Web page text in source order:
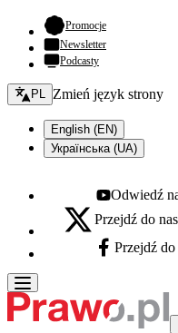
Promocje- otwiera się w
Newsletter
Podcasty
Zmień język - bieżący:
PL Zmień język strony
English (EN)
Українська (UA)
Youtube - otwiera
Odwiedź
X - otwiera się w nowej
Przejdź do
Facebook -
Przejdź